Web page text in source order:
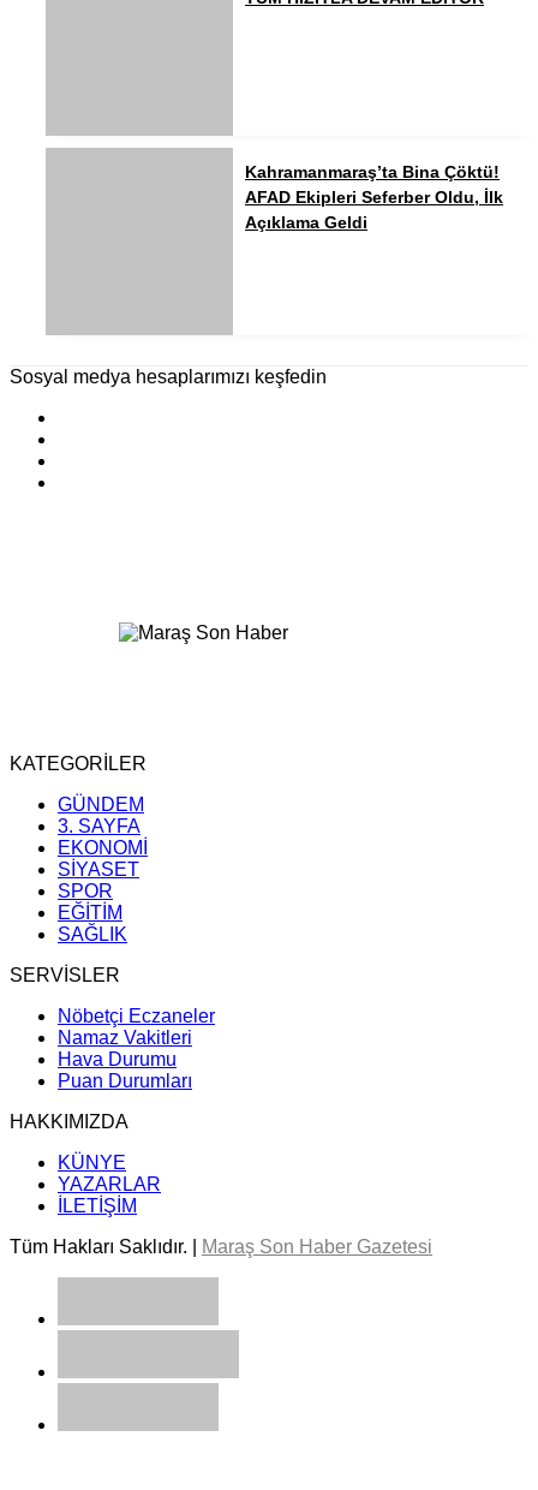
Kahramanmaraş’ta Bina Çöktü!
AFAD Ekipleri Seferber Oldu, İlk
Açıklama Geldi
Sosyal medya hesaplarımızı keşfedin
KATEGORİLER
GÜNDEM
3. SAYFA
EKONOMİ
SİYASET
SPOR
EĞİTİM
SAĞLIK
SERVİSLER
Nöbetçi Eczaneler
Namaz Vakitleri
Hava Durumu
Puan Durumları
HAKKIMIZDA
KÜNYE
YAZARLAR
İLETİŞİM
Tüm Hakları Saklıdır. |
Maraş Son Haber Gazetesi